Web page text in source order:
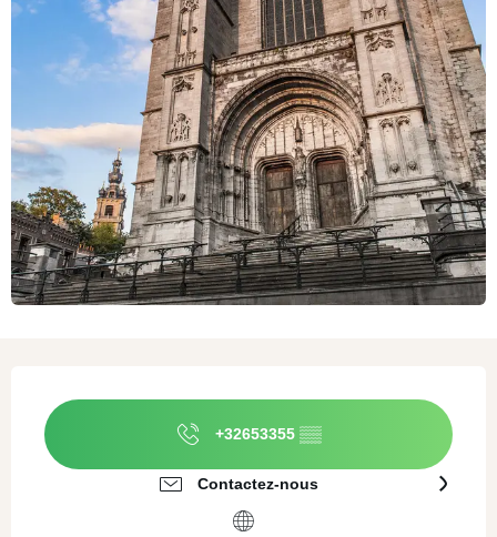
Ouverture et coordonnées
+32653355 ▒▒
Contactez-nous